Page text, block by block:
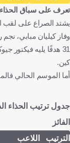
النرويج
فرنسا
تعرف على سباق الحذاء
يشتد الصراع على لقب
وفاز كيليان مبابي،
31 هدفًا يليه
كين.
أما الموسم الحالي
الفائز
الترتيب
اللاعب